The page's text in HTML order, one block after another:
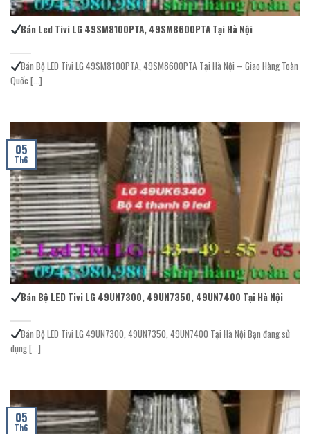
Bán Led Tivi LG 49SM8100PTA, 49SM8600PTA Tại Hà Nội
Bán Bộ LED Tivi LG 49SM8100PTA, 49SM8600PTA Tại Hà Nội – Giao Hàng Toàn
Quốc [...]
Bán Bộ LED Tivi LG 49UN7300, 49UN7350, 49UN7400 Tại Hà Nội
Bán Bộ LED Tivi LG 49UN7300, 49UN7350, 49UN7400 Tại Hà Nội Bạn đang sử
dụng [...]
05
Th6
05
Th6